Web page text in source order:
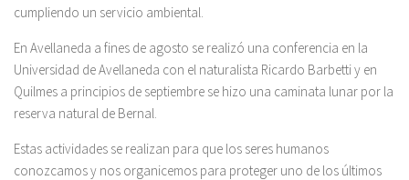
cumpliendo un servicio ambiental.
En Avellaneda a fines de agosto se realizó una conferencia en la
Universidad de Avellaneda con el naturalista Ricardo Barbetti y en
Quilmes a principios de septiembre se hizo una caminata lunar por la
reserva natural de Bernal.
Estas actividades se realizan para que los seres humanos
conozcamos y nos organicemos para proteger uno de los últimos